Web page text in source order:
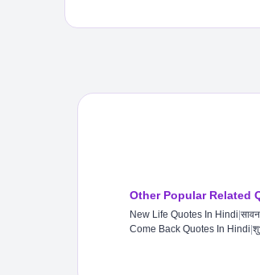
Other Popular Related
New Life Quotes In Hindi​|
Come Back Quotes In Hindi|